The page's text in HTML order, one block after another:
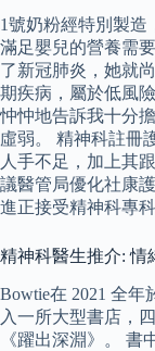
1號奶粉經特別製造
滿足嬰兒的營養需
了新冠肺炎，她就
期疾病，屬於低風
忡忡地告訴我十分
虛弱。 精神科註冊
人手不足，加上其
議醫管局優化社康
進正接受精神科專
精神科醫生推介: 情
Bowtie在 2021 全
入一所大型書店，
《躍出深淵》。